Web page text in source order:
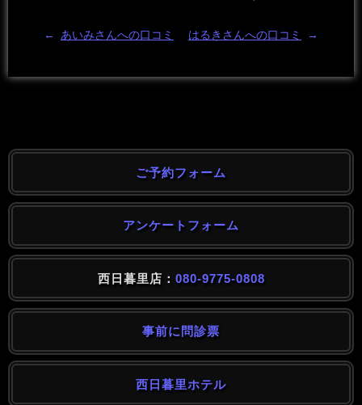
← あいみさんへの口コミ はるきさんへの口コミ →
ご予約フォーム
アンケートフォーム
西日暮里店： 080-9775-0808
事前に問診票
西日暮里ホテル